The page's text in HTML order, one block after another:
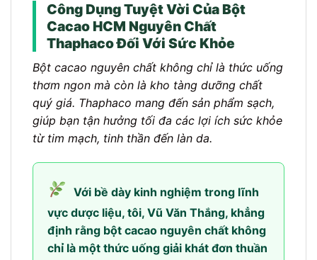
Công Dụng Tuyệt Vời Của Bột
Cacao HCM Nguyên Chất
Thaphaco Đối Với Sức Khỏe
Bột cacao nguyên chất không chỉ là thức uống
thơm ngon mà còn là kho tàng dưỡng chất
quý giá. Thaphaco mang đến sản phẩm sạch,
giúp bạn tận hưởng tối đa các lợi ích sức khỏe
từ tim mạch, tinh thần đến làn da.
Với bề dày kinh nghiệm trong lĩnh
vực dược liệu, tôi, Vũ Văn Thắng, khẳng
định rằng bột cacao nguyên chất không
chỉ là một thức uống giải khát đơn thuần